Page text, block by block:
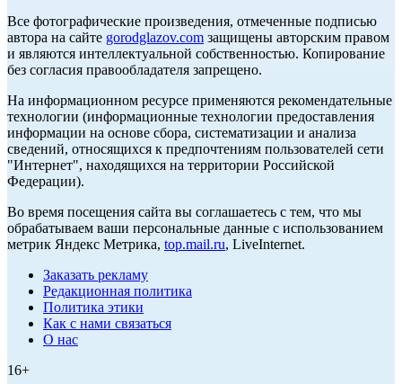
Все фотографические произведения, отмеченные подписью
автора на сайте gorodglazov.com защищены авторским правом
и являются интеллектуальной собственностью. Копирование
без согласия правообладателя запрещено.
На информационном ресурсе применяются рекомендательные
технологии (информационные технологии предоставления
информации на основе сбора, систематизации и анализа
сведений, относящихся к предпочтениям пользователей сети
"Интернет", находящихся на территории Российской
Федерации).
Во время посещения сайта вы соглашаетесь с тем, что мы
обрабатываем ваши персональные данные с использованием
метрик Яндекс Метрика, top.mail.ru, LiveInternet.
Заказать рекламу
Редакционная политика
Политика этики
Как с нами связаться
О нас
16+